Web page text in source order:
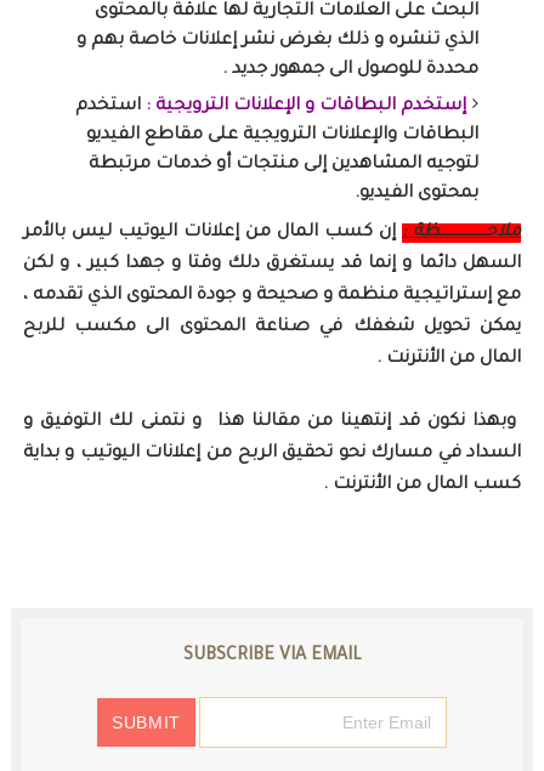
البحث على العلامات التجارية لها علاقة بالمحتوى
الذي تنشره و ذلك بغرض نشر إعلانات خاصة بهم و
محددة للوصول الى جمهور جديد .
إستخدم البطاقات و الإعلانات الترويجية : استخدم
البطاقات والإعلانات الترويجية على مقاطع الفيديو
لتوجيه المشاهدين إلى منتجات أو خدمات مرتبطة
بمحتوى الفيديو.
ملاحـــــــــــــــــــظة :إن كسب المال من إعلانات اليوتيب ليس بالأمر
السهل دائما و إنما قد يستغرق دلك وقتا و جهدا كبير ، و لكن
مع إستراتيجية منظمة و صحيحة و جودة المحتوى الذي تقدمه ،
يمكن تحويل شغفك في صناعة المحتوى الى مكسب للربح
المال من الأنترنت .
وبهذا نكون قد إنتهينا من مقالنا هذا و نتمنى لك التوفيق و
السداد في مسارك نحو تحقيق الربح من إعلانات اليوتيب و بداية
كسب المال من الأنترنت .
SUBSCRIBE VIA EMAIL